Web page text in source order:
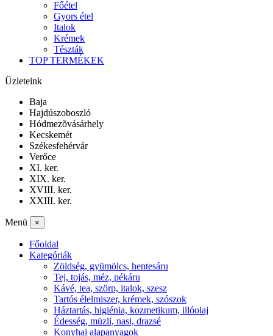
Főétel
Gyors étel
Italok
Krémek
Tészták
TOP TERMÉKEK
Üzleteink
Baja
Hajdúszoboszló
Hódmezõvásárhely
Kecskemét
Székesfehérvár
Verőce
XI. ker.
XIX. ker.
XVIII. ker.
XXIII. ker.
Menü ×
Főoldal
Kategóriák
Zöldség, gyümölcs, hentesáru
Tej, tojás, méz, pékáru
Kávé, tea, szörp, italok, szesz
Tartós élelmiszer, krémek, szószok
Háztartás, higiénia, kozmetikum, illóolaj
Édesség, müzli, nasi, drazsé
Konyhai alapanyagok